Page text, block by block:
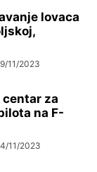
lovaca
11/2023
centar za
na F-
11/2023